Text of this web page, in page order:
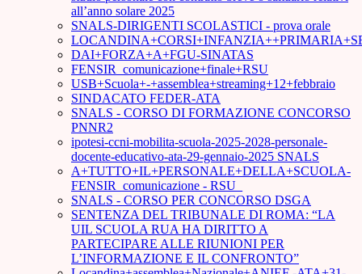
all’anno solare 2025
SNALS-DIRIGENTI SCOLASTICI - prova orale
DAI+FORZA+A+FGU-SINATAS
FENSIR_comunicazione+finale+RSU
USB+Scuola+-+assemblea+streaming+12+febbraio
SINDACATO FEDER-ATA
SNALS - CORSO DI FORMAZIONE CONCORSO
PNNR2
ipotesi-ccni-mobilita-scuola-2025-2028-personale-
docente-educativo-ata-29-gennaio-2025 SNALS
A+TUTTO+IL+PERSONALE+DELLA+SCUOLA-
FENSIR_comunicazione - RSU_
SNALS - CORSO PER CONCORSO DSGA
SENTENZA DEL TRIBUNALE DI ROMA: “LA
UIL SCUOLA RUA HA DIRITTO A
PARTECIPARE ALLE RIUNIONI PER
L’INFORMAZIONE E IL CONFRONTO”